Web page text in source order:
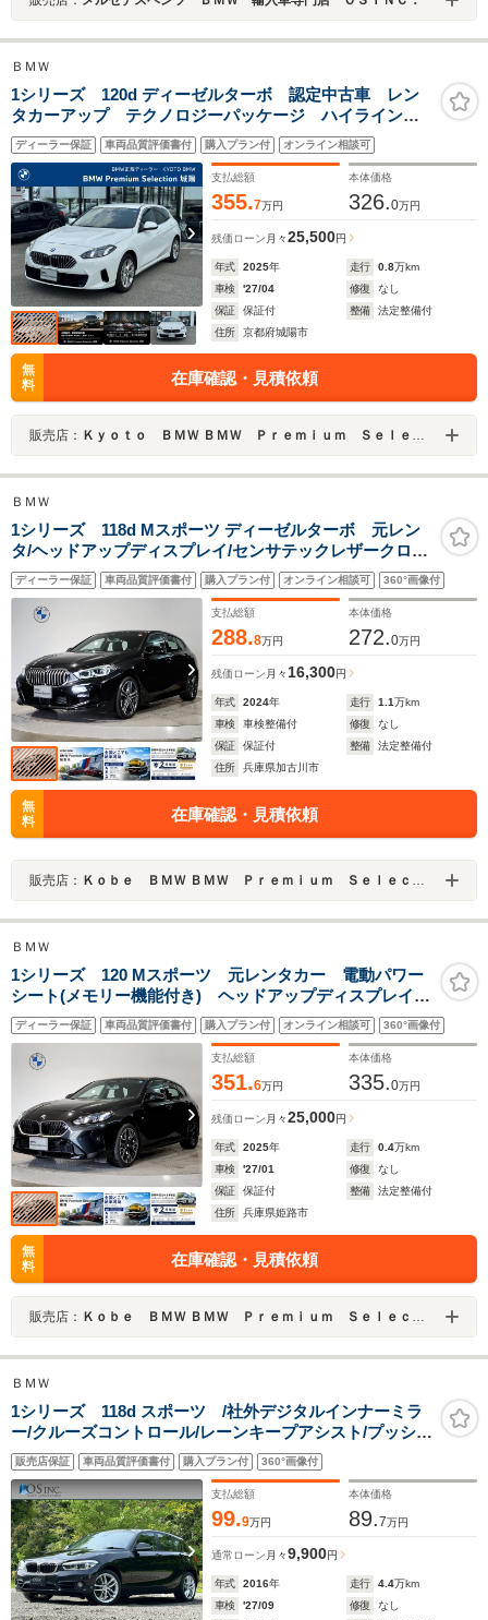
ＢＭＷ
1シリーズ 120d ディーゼルターボ 認定中古車 レン
タカーアップ テクノロジーパッケージ ハイラインパ
ッケージ レザーモカ 電動シート シートヒーター
17インチホイール ハーマンカードンスピーカー
ディーラー保証 車両品質評価書付 購入プラン付 オンライン相談可
支払総額
355.7万円
本体価格
326.0万円
残価ローン 月々25,500円
年式 2025年 走行 0.8万km
車検
'27/04 修復
なし
保証
保証付 整備
法定整備付
住所
京都府城陽市
無
料
在庫確認・見積依頼
販売店： Ｋｙｏｔｏ ＢＭＷ ＢＭＷ Ｐｒｅｍｉｕｍ Ｓｅｌｅｃｔｉｏｎ 城陽
ＢＭＷ
1シリーズ 118d Mスポーツ ディーゼルターボ 元レン
タ/ヘッドアップディスプレイ/センサテックレザークロス
コンビシート/パーキングアシスト/アクティブクルーズコ
ントロール/インテリジェントセーフティ/ワイヤレス充
電/ 電動テールゲート/18インチAW
ディーラー保証 車両品質評価書付 購入プラン付 オンライン相談可 360°画像付
支払総額
288.8万円
本体価格
272.0万円
残価ローン 月々16,300円
年式 2024年 走行 1.1万km
車検
車検整備付 修復
なし
保証
保証付 整備
法定整備付
住所
兵庫県加古川市
無
料
在庫確認・見積依頼
販売店： Ｋｏｂｅ ＢＭＷ ＢＭＷ Ｐｒｅｍｉｕｍ Ｓｅｌｅｃｔｉｏｎ 加古川
ＢＭＷ
1シリーズ 120 Mスポーツ 元レンタカー 電動パワー
シート(メモリー機能付き) ヘッドアップディスプレイ
アンビエントライト 電動リヤゲート(キックオープン付
き) テクノロジーパッケージ オートハイビーム アク
ティブクルーズ
ディーラー保証 車両品質評価書付 購入プラン付 オンライン相談可 360°画像付
支払総額
351.6万円
本体価格
335.0万円
残価ローン 月々25,000円
年式 2025年 走行 0.4万km
車検
'27/01 修復
なし
保証
保証付 整備
法定整備付
住所
兵庫県姫路市
無
料
在庫確認・見積依頼
販売店： Ｋｏｂｅ ＢＭＷ ＢＭＷ Ｐｒｅｍｉｕｍ Ｓｅｌｅｃｔｉｏｎ 姫路
ＢＭＷ
1シリーズ 118d スポーツ /社外デジタルインナーミラ
ー/クルーズコントロール/レーンキープアシスト/プッシュ
スタート/アイドリングストップ/純正ナビ/LEDヘッドライ
ト/ETC/CD/DVD/Bluetooth
販売店保証 車両品質評価書付 購入プラン付 360°画像付
支払総額
99.9万円
本体価格
89.7万円
通常ローン 月々9,900円
年式 2016年 走行 4.4万km
車検
'27/09 修復
なし